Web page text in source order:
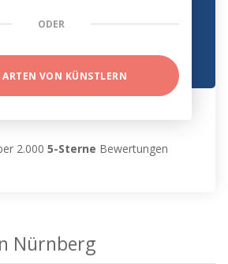
ODER
ARTEN VON KÜNSTLERN
2.0005-Sterne Bewertungen
Nürnberg